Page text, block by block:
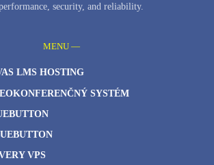
security, and reliability.
MENU —
LMS HOSTING
SYSTÉM
VPS